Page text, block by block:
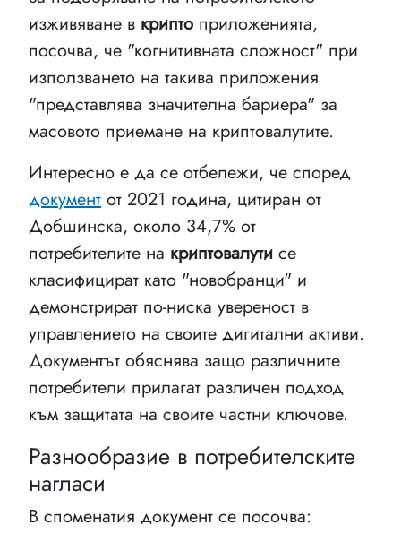
изживяване в крипто приложенията,
посочва, че "когнитивната сложност" при
използването на такива приложения
"представлява значителна бариера" за
масовото приемане на криптовалутите.
Интересно е да се отбележи, че според
документ от 2021 година, цитиран от
Добшинска, около 34,7% от
потребителите на криптовалути се
класифицират като "новобранци" и
демонстрират по-ниска увереност в
управлението на своите дигитални активи.
Документът обяснява защо различните
потребители прилагат различен подход
към защитата на своите частни ключове.
Разнообразие в потребителските
нагласи
В споменатия документ се посочва: